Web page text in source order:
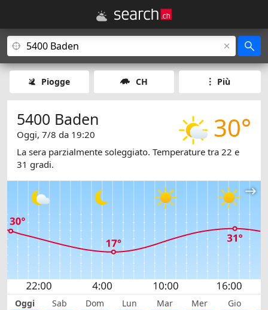
Piogge CH Più
30°
5400 Baden
Oggi, 7/8 da 19:20
La sera parzialmente soleggiato. Temperature tra 22 e
31 gradi.
Oggi Sab Dom Lun Mar Mer Gio